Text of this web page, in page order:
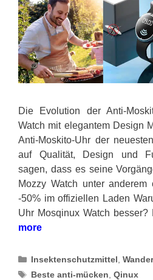
Die Evolution der Anti-
Watch mit elegantem Design
Anti-Moskito-Uhr der
auf Qualität, Design und
sagen, dass es seine
Mozzy Watch unter anderem
-50% im offiziellen Laden
Uhr Mosqinux Watch
more
Categories
Insektenschutzmittel ,
Tags
Beste anti-mücken ,Qinux